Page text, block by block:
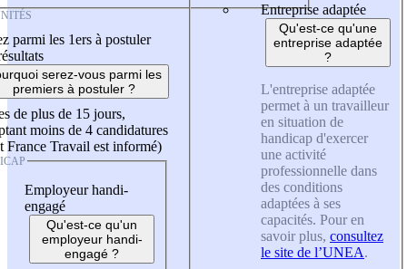
parmi les 1ers à postuler
serez-vous parmi les
premiers à postuler ?
de plus de 15 jours,
moins de 4 candidatures
France Travail est informé)
Employeur handi-
engagé
Qu'est-ce qu'un
employeur handi-
engagé ?
Entreprise adaptée
Qu'est-ce qu'une
entreprise adaptée
?
L'entreprise adaptée
permet à un travailleur
en situation de
handicap d'exercer
une activité
professionnelle dans
des conditions
adaptées à ses
capacités. Pour en
savoir plus, consultez
le site de l’UNEA.